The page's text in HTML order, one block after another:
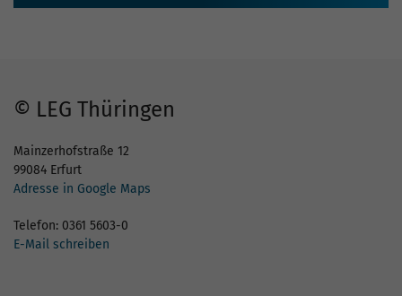
© LEG Thüringen
Mainzerhofstraße 12
99084 Erfurt
Adresse in Google Maps
Telefon: 0361 5603-0
E-Mail schreiben